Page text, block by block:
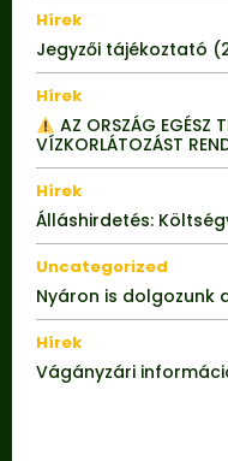
Hírek
Jegyzői tájékoztató
Hírek
AZ ORSZÁG EGÉSZ
VÍZKORLÁTOZÁST
Hírek
Álláshirdetés:
Uncategorized
Nyáron is dolgozunk
Hírek
Vágányzári